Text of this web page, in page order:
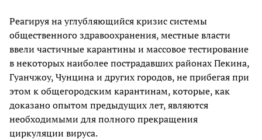
Реагируя на углубляющийся кризис системы
общественного здравоохранения, местные власти
ввели частичные карантины и массовое тестирование
в некоторых наиболее пострадавших районах Пекина,
Гуанчжоу, Чунцина и других городов, не прибегая при
этом к общегородским карантинам, которые, как
доказано опытом предыдущих лет, являются
необходимыми для полного прекращения
циркуляции вируса.